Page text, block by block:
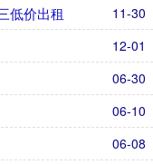
11-30
低价出租
12-01
06-30
06-10
06-08